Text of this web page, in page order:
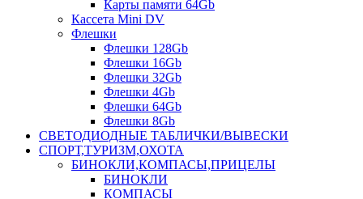
Карты памяти 64Gb
Кассета Mini DV
Флешки
Флешки 128Gb
Флешки 16Gb
Флешки 32Gb
Флешки 4Gb
Флешки 64Gb
Флешки 8Gb
СВЕТОДИОДНЫЕ ТАБЛИЧКИ/ВЫВЕСКИ
СПОРТ,ТУРИЗМ,ОХОТА
БИНОКЛИ,КОМПАСЫ,ПРИЦЕЛЫ
БИНОКЛИ
КОМПАСЫ